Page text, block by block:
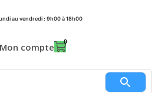
au vendredi : 9h00 à 18h00
Mon compte